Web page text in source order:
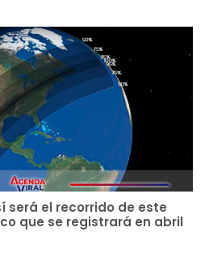
será el recorrido de este
que se registrará en abril